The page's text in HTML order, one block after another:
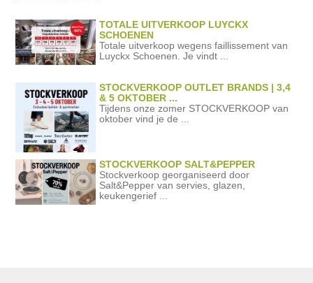
TOTALE UITVERKOOP LUYCKX
SCHOENEN
Totale uitverkoop wegens faillissement van
Luyckx Schoenen. Je vindt ...
STOCKVERKOOP OUTLET BRANDS | 3,4
& 5 OKTOBER ...
Tijdens onze zomer STOCKVERKOOP van
oktober vind je de ...
STOCKVERKOOP SALT&PEPPER
Stockverkoop georganiseerd door
Salt&Pepper van servies, glazen,
keukengerief ...